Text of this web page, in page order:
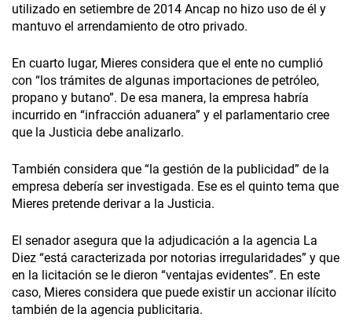
utilizado en setiembre de 2014 Ancap no hizo uso de él y
mantuvo el arrendamiento de otro privado.
En cuarto lugar, Mieres considera que el ente no cumplió
con “los trámites de algunas importaciones de petróleo,
propano y butano”. De esa manera, la empresa habría
incurrido en “infracción aduanera” y el parlamentario cree
que la Justicia debe analizarlo.
También considera que “la gestión de la publicidad” de la
empresa debería ser investigada. Ese es el quinto tema que
Mieres pretende derivar a la Justicia.
El senador asegura que la adjudicación a la agencia La
Diez “está caracterizada por notorias irregularidades” y que
en la licitación se le dieron “ventajas evidentes”. En este
caso, Mieres considera que puede existir un accionar ilícito
también de la agencia publicitaria.